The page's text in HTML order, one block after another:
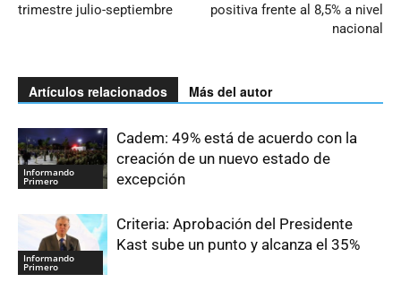
trimestre julio-septiembre
positiva frente al 8,5% a nivel
nacional
Artículos relacionados Más del autor
Informando
Primero
Cadem: 49% está de acuerdo con la
creación de un nuevo estado de
excepción
Informando
Primero
Criteria: Aprobación del Presidente
Kast sube un punto y alcanza el 35%